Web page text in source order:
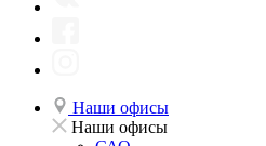
Наши офисы
Наши офисы